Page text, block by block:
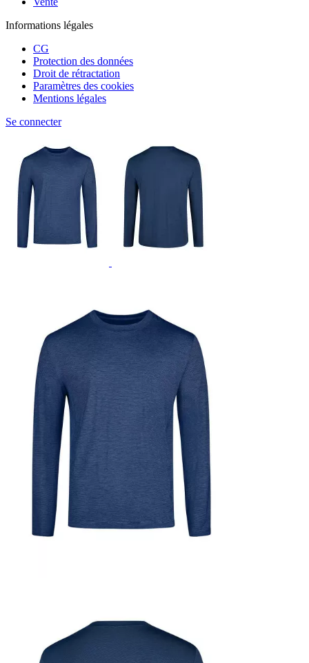
Informations légales
CG
Protection des données
Droit de rétractation
Paramètres des cookies
Mentions légales
Se connecter